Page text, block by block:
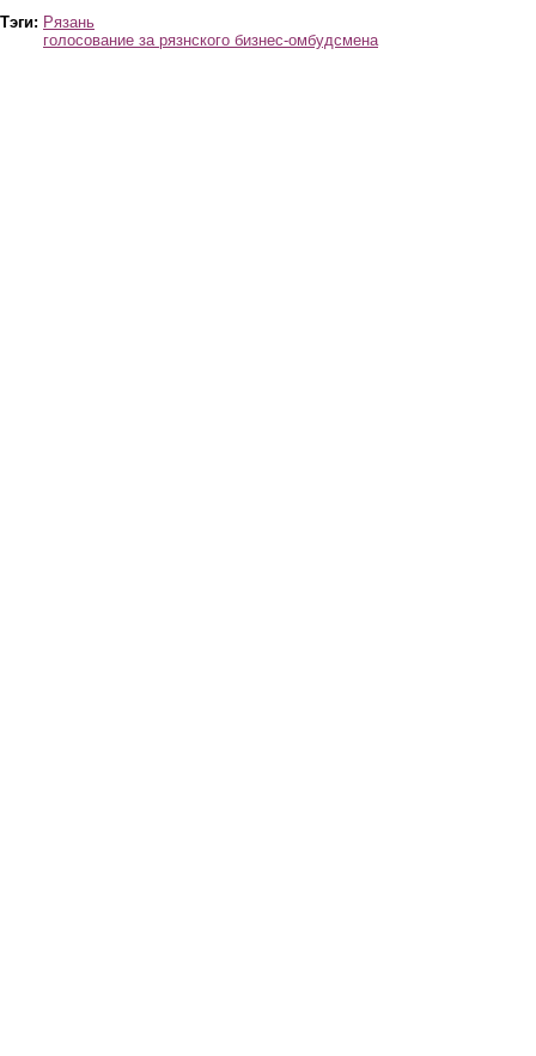
Тэги: Рязань
голосование за рязнского бизнес-омбудсмена